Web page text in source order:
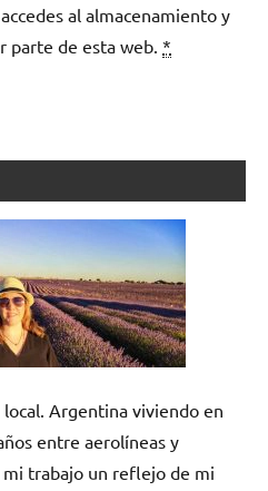
al almacenamiento y
parte de esta web. *
Argentina viviendo en
entre aerolíneas y
trabajo un reflejo de mi